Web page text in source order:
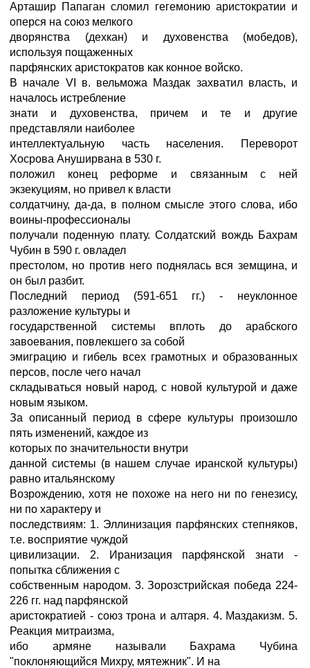
Арташир Папаган сломил гегемонию аристократии и
оперся на союз мелкого
дворянства (дехкан) и духовенства (мобедов),
используя пощаженных
парфянских аристократов как конное войско.
В начале VI в. вельможа Маздак захватил власть, и
началось истребление
знати и духовенства, причем и те и другие
представляли наиболее
интеллектуальную часть населения. Переворот
Хосрова Ануширвана в 530 г.
положил конец реформе и связанным с ней
экзекуциям, но привел к власти
солдатчину, да-да, в полном смысле этого слова, ибо
воины-профессионалы
получали поденную плату. Солдатский вождь Бахрам
Чубин в 590 г. овладел
престолом, но против него поднялась вся земщина, и
он был разбит.
Последний период (591-651 гг.) - неуклонное
разложение культуры и
государственной системы вплоть до арабского
завоевания, повлекшего за собой
эмиграцию и гибель всех грамотных и образованных
персов, после чего начал
складываться новый народ, с новой культурой и даже
новым языком.
За описанный период в сфере культуры произошло
пять изменений, каждое из
которых по значительности внутри
данной системы (в нашем случае иранской культуры)
равно итальянскому
Возрождению, хотя не похоже на него ни по генезису,
ни по характеру и
последствиям: 1. Эллинизация парфянских степняков,
т.е. восприятие чуждой
цивилизации. 2. Иранизация парфянской знати -
попытка сближения с
собственным народом. 3. Зорозстрийская победа 224-
226 гг. над парфянской
аристократией - союз трона и алтаря. 4. Маздакизм. 5.
Реакция митраизма,
ибо армяне называли Бахрама Чубина
"поклоняющийся Михру, мятежник". И на